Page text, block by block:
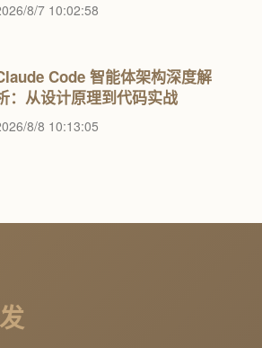
8/7 10:02:58
Code 智能体架构深度解
：从设计原理到代码实战
8/8 10:13:05